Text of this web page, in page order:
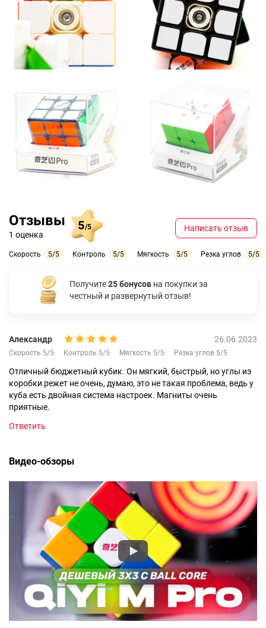
Отзывы
1 оценка
5/5
Скорость 5/5 Контроль 5/5 Мягкость 5/5 Резка углов 5/5
Написать отзыв
Получите25 бонусов на покупки за
честный и развернутый отзыв!
Александр 26.06.2023
Скорость 5/5 Контроль 5/5 Мягкость 5/5 Резка углов 5/5
Отличный бюджетный кубик. Он мягкий, быстрый, но углы из
коробки режет не очень, думаю, это не такая проблема, ведь у
куба есть двойная система настроек. Магниты очень
приятные.
Ответить
Видео-обзоры